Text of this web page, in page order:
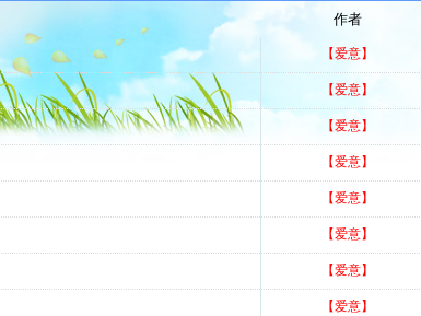
作者
【爱意】
【爱意】
【爱意】
【爱意】
【爱意】
【爱意】
【爱意】
【爱意】